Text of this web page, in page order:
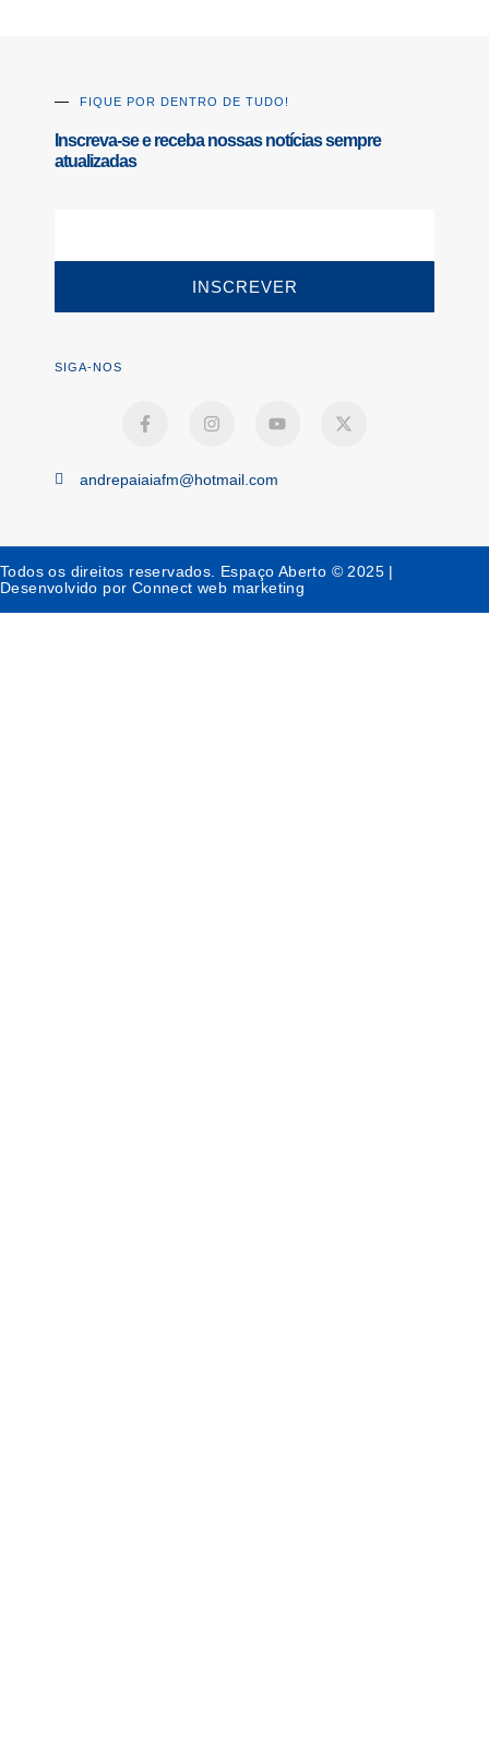
FIQUE POR DENTRO DE TUDO!
Inscreva-se e receba nossas notícias sempre
atualizadas
INSCREVER
SIGA-NOS
andrepaiaiafm@hotmail.com
Todos os direitos reservados. Espaço Aberto © 2025 |
Desenvolvido por Connect web marketing